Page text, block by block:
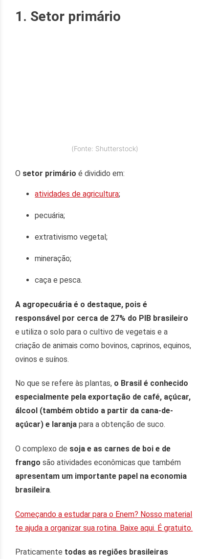
1. Setor primário
(Fonte: Shutterstock)
O setor primário é dividido em:
atividades de agricultura;
pecuária;
extrativismo vegetal;
mineração;
caça e pesca.
A agropecuária é o destaque, pois é
responsável por cerca de 27% do PIB brasileiro
e utiliza o solo para o cultivo de vegetais e a
criação de animais como bovinos, caprinos, equinos,
ovinos e suínos.
No que se refere às plantas, o Brasil é conhecido
especialmente pela exportação de café, açúcar,
álcool (também obtido a partir da cana-de-
açúcar) e laranja para a obtenção de suco.
O complexo de soja e as carnes de boi e de
frango são atividades econômicas que também
apresentam um importante papel na economia
brasileira.
Começando a estudar para o Enem? Nosso material
te ajuda a organizar sua rotina. Baixe aqui. É gratuito.
Praticamente todas as regiões brasileiras